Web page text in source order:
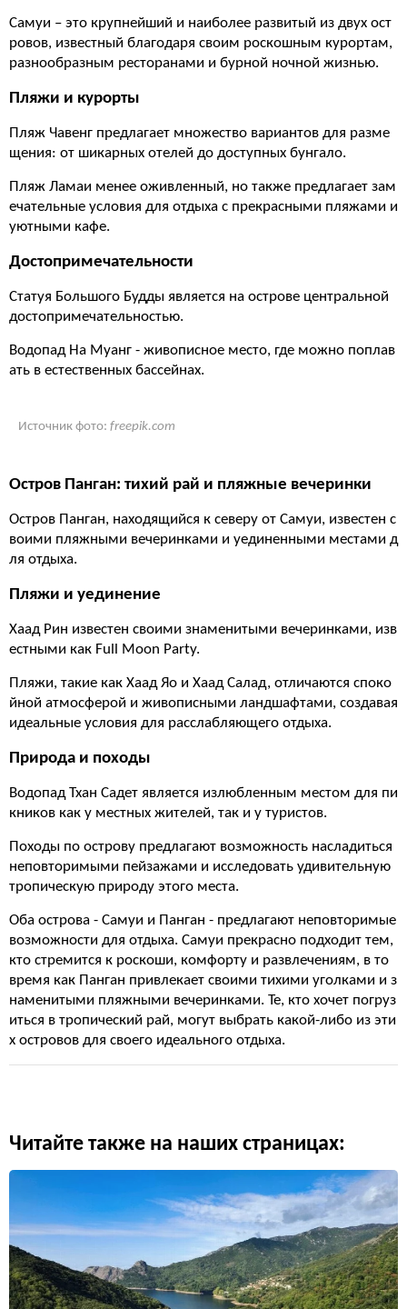
Самуи – это крупнейший и наиболее развитый из двух ост
ровов, известный благодаря своим роскошным курортам,
разнообразным ресторанами и бурной ночной жизнью.
Пляжи и курорты
Пляж Чавенг предлагает множество вариантов для разме
щения: от шикарных отелей до доступных бунгало.
Пляж Ламаи менее оживленный, но также предлагает зам
ечательные условия для отдыха с прекрасными пляжами и
уютными кафе.
Достопримечательности
Статуя Большого Будды является на острове центральной
достопримечательностью.
Водопад На Муанг - живописное место, где можно поплав
ать в естественных бассейнах.
Источник фото: freepik.com
Остров Панган: тихий рай и пляжные вечеринки
Остров Панган, находящийся к северу от Самуи, известен с
воими пляжными вечеринками и уединенными местами д
ля отдыха.
Пляжи и уединение
Хаад Рин известен своими знаменитыми вечеринками, изв
естными как Full Moon Party.
Пляжи, такие как Хаад Яо и Хаад Салад, отличаются споко
йной атмосферой и живописными ландшафтами, создавая
идеальные условия для расслабляющего отдыха.
Природа и походы
Водопад Тхан Садет является излюбленным местом для пи
кников как у местных жителей, так и у туристов.
Походы по острову предлагают возможность насладиться
неповторимыми пейзажами и исследовать удивительную
тропическую природу этого места.
Оба острова - Самуи и Панган - предлагают неповторимые
возможности для отдыха. Самуи прекрасно подходит тем,
кто стремится к роскоши, комфорту и развлечениям, в то
время как Панган привлекает своими тихими уголками и з
наменитыми пляжными вечеринками. Те, кто хочет погруз
иться в тропический рай, могут выбрать какой-либо из эти
х островов для своего идеального отдыха.
Читайте также на наших страницах: